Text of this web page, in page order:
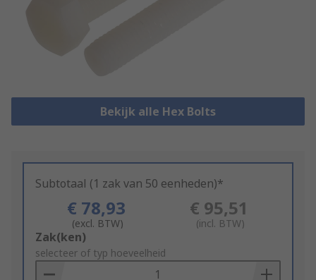
Bekijk alle Hex Bolts
Subtotaal (1 zak van 50 eenheden)*
€ 78,93
(excl. BTW)
€ 95,51
(incl. BTW)
Add
to
Basket
Zak(ken)
selecteer of typ hoeveelheid